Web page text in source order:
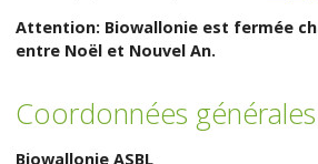
Attention: Biowallonie est fermée
entre Noël et Nouvel An.
Coordonnées générales
Biowallonie ASBL